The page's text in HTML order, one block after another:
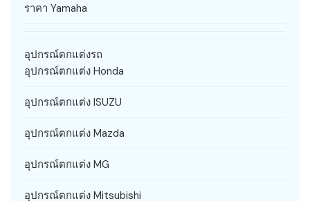
ราคา Yamaha
อุปกรณ์ตกแต่งรถ
อุปกรณ์ตกแต่ง Honda
อุปกรณ์ตกแต่ง ISUZU
อุปกรณ์ตกแต่ง Mazda
อุปกรณ์ตกแต่ง MG
อุปกรณ์ตกแต่ง Mitsubishi